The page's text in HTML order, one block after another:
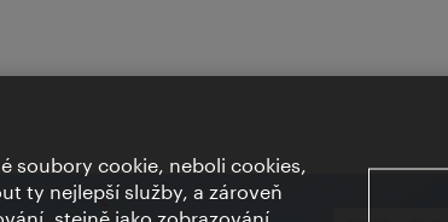
soubory cookie, neboli cookies,
ty nejlepší služby, a zároveň